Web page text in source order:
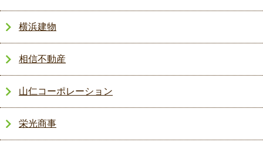
横浜建物
相信不動産
山仁コーポレーション
栄光商事